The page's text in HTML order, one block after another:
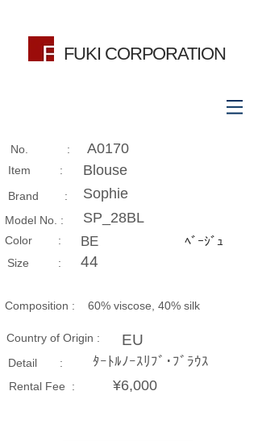
FUKI CORPORATION
No. : A0170
Item : Blouse
Brand : Sophie
Model No. : SP_28BL
​Color : BE ﾍﾞｰｼﾞｭ
Size​ : 44
Composition​ : 60% viscose, 40% silk
Country of Origin : EU
Detail : ﾀｰﾄﾙﾉｰｽﾘﾌﾞ･ﾌﾞﾗｳｽ
Rental Fee : ¥6,000